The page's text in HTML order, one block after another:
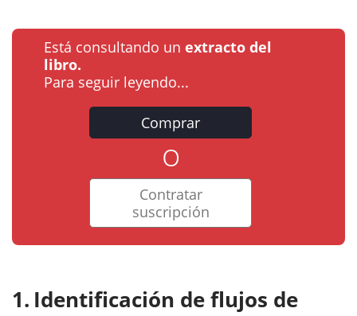
Está consultando un extracto del
libro.
Para seguir leyendo...
Comprar
o
Contratar
suscripción
Identificación de flujos de